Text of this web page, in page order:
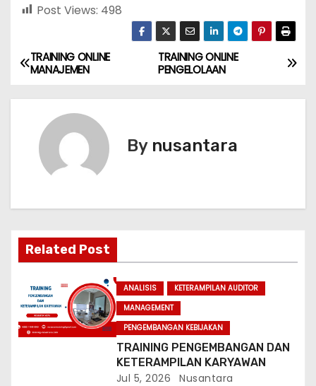
Post Views: 498
P
o
a
v
g
a
TRAINING ONLINE
PENGELOLAAN
TRAINING ONLINE
MANAJEMEN
By nusantara
Related Post
ANALISIS
KETERAMPILAN AUDITOR
MANAGEMENT
PENGEMBANGAN KEBIJAKAN
TRAINING PENGEMBANGAN DAN
KETERAMPILAN KARYAWAN
Jul 5, 2026 Nusantara